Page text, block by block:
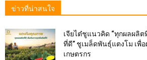
ข่าวที่น่าสนใจ
เจียไต๋ชูแนวคิด “ทุกผลผลิ
ที่ดี” ชูเมล็ดพันธุ์แตงโม เ
เกษตรกร